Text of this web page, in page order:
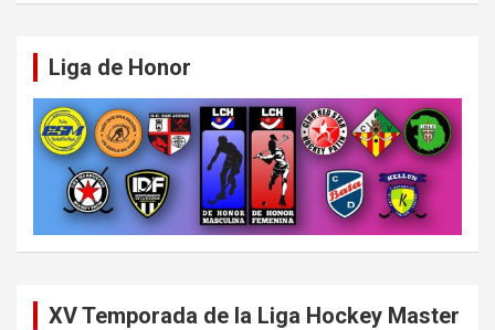
Liga de Honor
XV Temporada de la Liga Hockey Master